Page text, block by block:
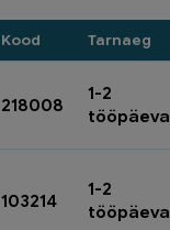
Kood Tarnaeg
218008
1-2
tööpäeva
103214
1-2
tööpäeva